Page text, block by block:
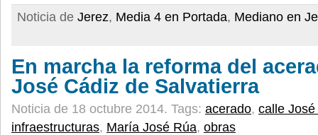
Noticia de Jerez, Media 4 en Portada, Mediano en
En marcha la reforma del
José Cádiz de Salvatierra
Noticia de 18 octubre 2014. Tags: acerado, calle
infraestructuras, María José Rúa, obras